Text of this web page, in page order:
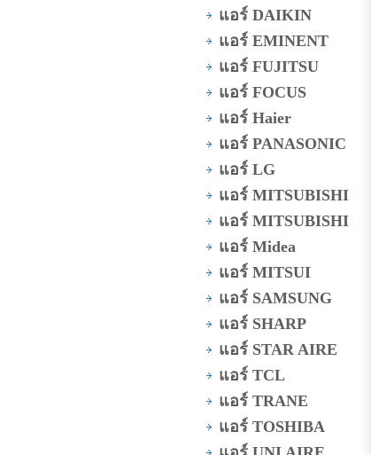
แอร์ DAIKIN
แอร์ EMINENT
แอร์ FUJITSU
แอร์ FOCUS
แอร์ Haier
แอร์ PANASONIC
แอร์ LG
แอร์ MITSUBISHI
แอร์ MITSUBISHI
แอร์ Midea
แอร์ MITSUI
แอร์ SAMSUNG
แอร์ SHARP
แอร์ STAR AIRE
แอร์ TCL
แอร์ TRANE
แอร์ TOSHIBA